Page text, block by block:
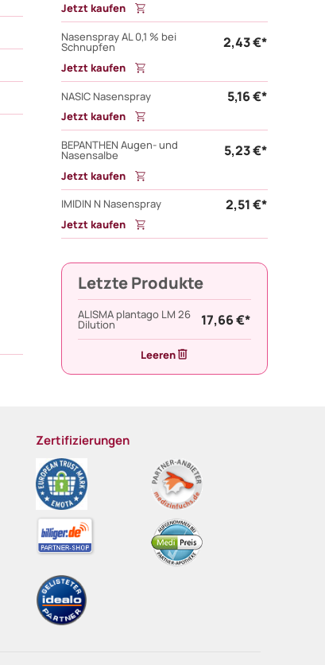
Jetzt kaufen
Nasenspray AL 0,1 % bei
Schnupfen 2,43 €*
Jetzt kaufen
NASIC Nasenspray
5,16 €*
Jetzt kaufen
BEPANTHEN Augen- und
Nasensalbe 5,23 €*
Jetzt kaufen
IMIDIN N Nasenspray
2,51 €*
Jetzt kaufen
Letzte Produkte
ALISMA plantago LM 26
Dilution 17,66 €*
Leeren
Zertifizierungen